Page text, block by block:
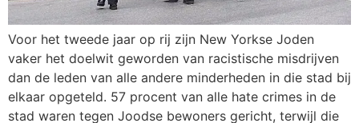
Voor het tweede jaar op rij zijn New Yorkse Joden
vaker het doelwit geworden van racistische misdrijven
dan de leden van alle andere minderheden in die stad bij
elkaar opgeteld. 57 procent van alle hate crimes in de
stad waren tegen Joodse bewoners gericht, terwijl die